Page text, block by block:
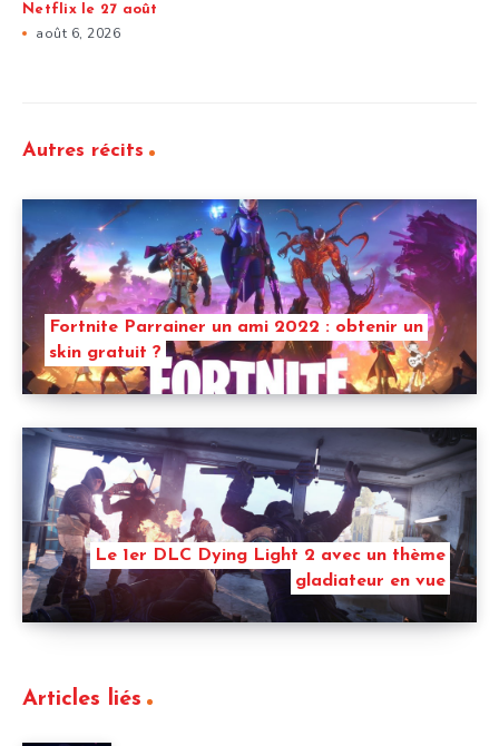
Netflix le 27 août
août 6, 2026
Autres récits
Fortnite Parrainer un ami 2022 : obtenir un
skin gratuit ?
Le 1er DLC Dying Light 2 avec un thème
gladiateur en vue
Articles liés